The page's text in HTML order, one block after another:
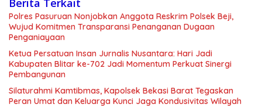
Polres Pasuruan Nonjobkan Anggota Reskrim Polsek Beji,
Wujud Komitmen Transparansi Penanganan Dugaan
Penganiayaan
Ketua Persatuan Insan Jurnalis Nusantara: Hari Jadi
Kabupaten Blitar ke-702 Jadi Momentum Perkuat Sinergi
Pembangunan
Silaturahmi Kamtibmas, Kapolsek Bekasi Barat Tegaskan
Peran Umat dan Keluarga Kunci Jaga Kondusivitas Wilayah